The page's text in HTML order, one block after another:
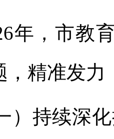
年，市教
，精准发力
）持续深